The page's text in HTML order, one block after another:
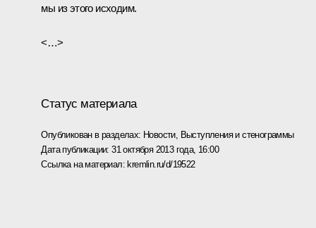
мы из этого исходим.
<…>
Статус материала
Опубликован в разделах: Новости, Выступления и стенограммы
Дата публикации:31 октября 2013 года, 16:00
Ссылка на материал: kremlin.ru/d/19522